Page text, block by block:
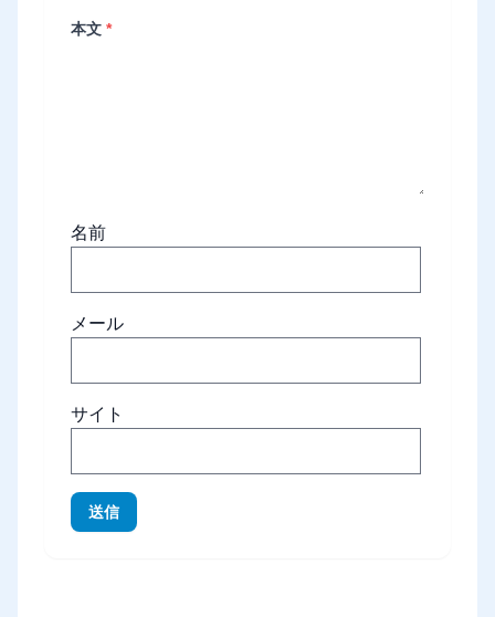
本文 *
名前
メール
サイト
送信